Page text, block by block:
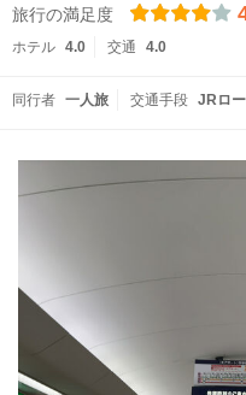
旅行の満足度
ホテル 4.0 交通 4.0
同行者 一人旅 交通手段 JRロ